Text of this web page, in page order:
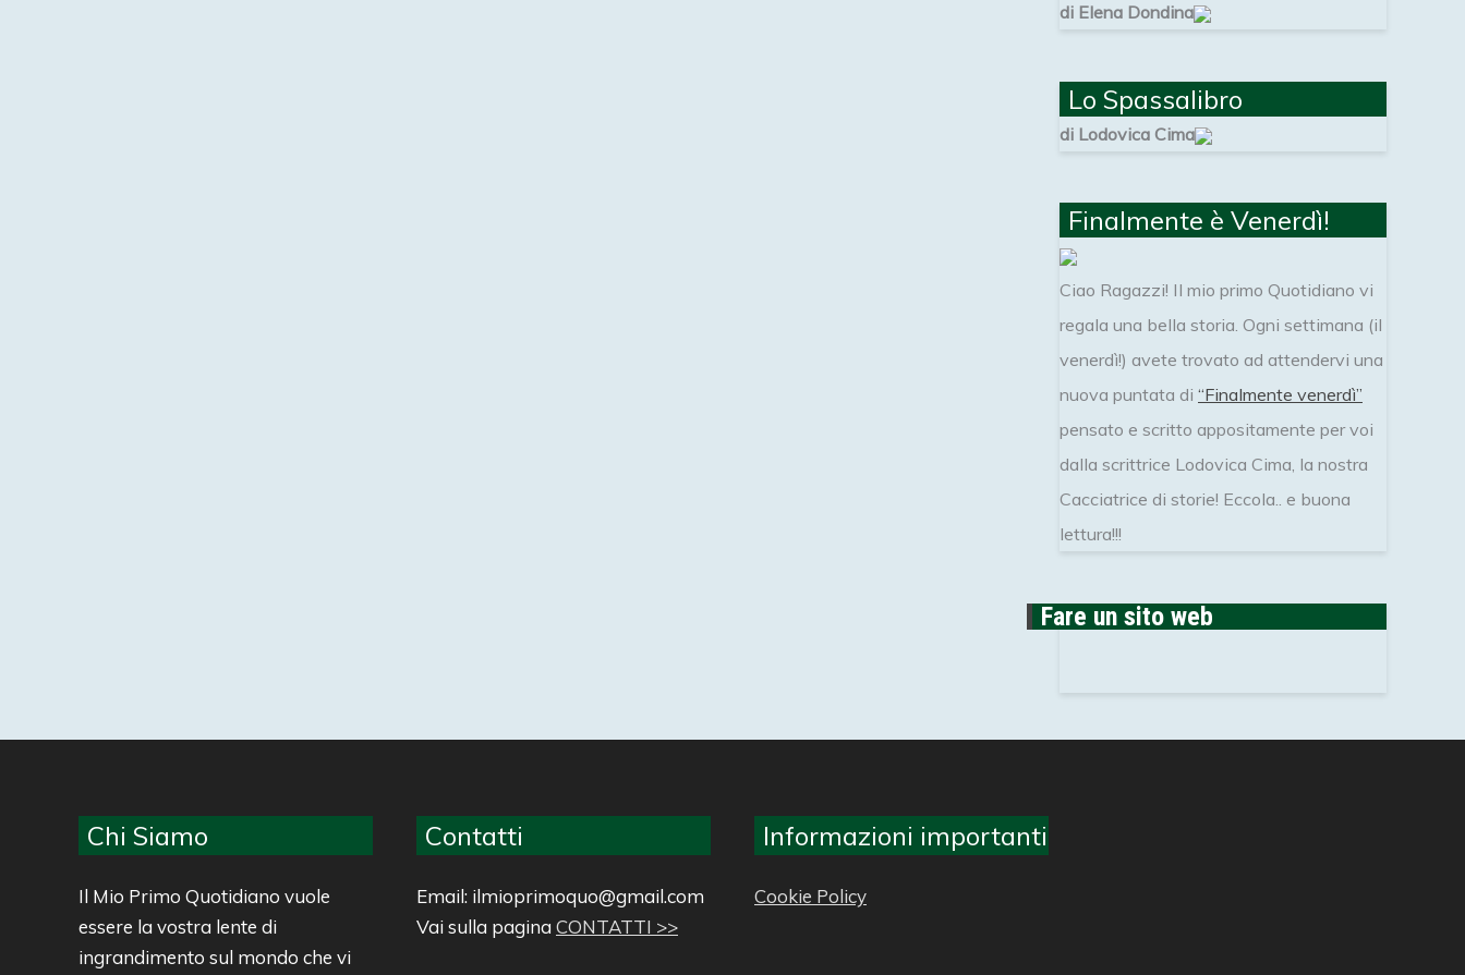
di Elena Dondina
Lo Spassalibro
di Lodovica Cima
Finalmente è Venerdì!
Ciao Ragazzi! Il mio primo Quotidiano vi
regala una bella storia. Ogni settimana (il
venerdì!) avete trovato ad attendervi una
nuova puntata di “Finalmente venerdì”
pensato e scritto appositamente per voi
dalla scrittrice Lodovica Cima, la nostra
Cacciatrice di storie! Eccola.. e buona
lettura!!!
Fare un sito web
Chi Siamo
Il Mio Primo Quotidiano vuole
essere la vostra lente di
ingrandimento sul mondo che vi
Contatti
Email: ilmioprimoquo@gmail.com
Vai sulla pagina CONTATTI >>
Informazioni importanti
Cookie Policy